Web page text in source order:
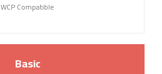
WCP Compatible
Basic